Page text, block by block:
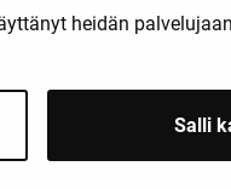
heidän
Salli